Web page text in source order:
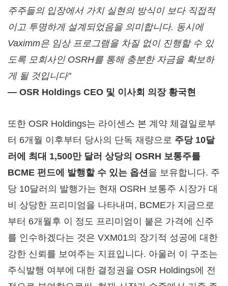
주주들의 입장에서 가치 실현의 방식이 보다 직접적
이고 투명하게 설계되었음을 의미합니다. 동시에
Vaximm은 임상 프로그램을 차질 없이 진행할 수 있
도록 모회사인 OSRH를 통해 충분한 자금을 확보하
게 될 것입니다"
— OSR Holdings CEO 및 이사회 의장 황국현
또한 OSR Holdings는 라이센스 본 계약 체결일로부
터 6개월 이후부터 당사의 단독 재량으로 주당 10달
러에 최대 1,500만 달러 상당의 OSRH 보통주를
BCME 펀드에 발행할 수 있는 옵션을 보유합니다. 주
당 10달러의 발행가는 현재 OSRH 보통주 시장가 대
비 상당한 프리미엄을 나타내며, BCME가 지금으로
부터 6개월후 이 정도 프리미엄이 붙은 가격에 신주
를 인수하겠다는 것은 VXM01의 장기적 성공에 대한
강한 신뢰를 보여주는 지표입니다. 아울러 이 구조는
주식발행 여부에 대한 결정권을 OSR Holdings에 전